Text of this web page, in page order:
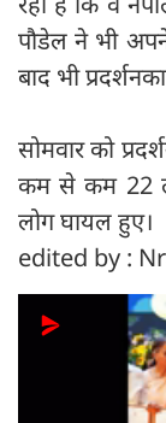
पौडेल ने भी
बाद भी
सोमवार को
कम से कम 22
लोग घायल हुए।
edited by :